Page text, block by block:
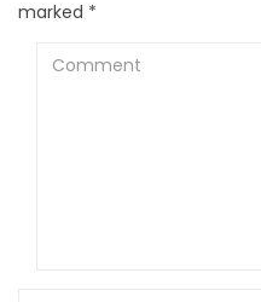
marked *
Comment